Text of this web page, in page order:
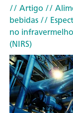
// Artigo //
bebidas//
no
(NIRS)